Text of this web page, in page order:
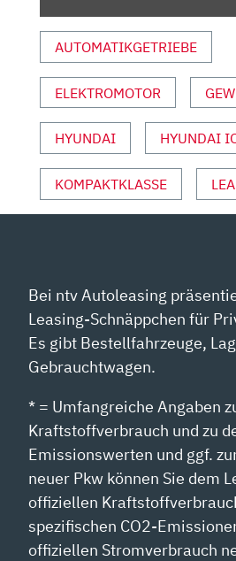
TESTER
AUTO
MOTOR
SPORT“
VON
YOUTUBE
ANZEIGEN
AUTOMATIKGETRIEBE
ELEKTROMOTOR
HYUNDAI HYUNDAI
KOMPAKTKLASSE
Bei ntv Autoleasing
Leasing-Schnäppchen für
Es gibt Bestellfahrzeuge,
Gebrauchtwagen.
* = Umfangreiche Angaben
Kraftstoffverbrauch und zu
Emissionswerten und ggf.
neuer Pkw können Sie dem
offiziellen
spezifischen CO2-
offiziellen Stromverbrauch